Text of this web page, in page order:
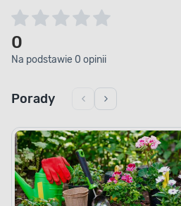
0
Na podstawie 0 opinii
Porady